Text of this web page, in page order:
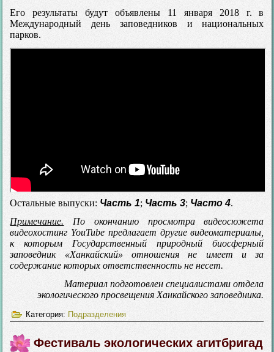
Его результаты будут объявлены 11 января 2018 г. в
Международный день заповедников и национальных
парков.
Остальные выпуски: Часть 1; Часть 3; Часто 4.
Примечание. По окончанию просмотра видеосюжета
видеохостинг YouTube предлагает другие видеоматериалы,
к которым Государственный природный биосферный
заповедник «Ханкайский» отношения не имеет и за
содержание которых ответственность не несет.
Материал подготовлен специалистами отдела
экологического просвещения Ханкайского заповедника.
Категория: Подразделения
Фестиваль экологических агитбригад